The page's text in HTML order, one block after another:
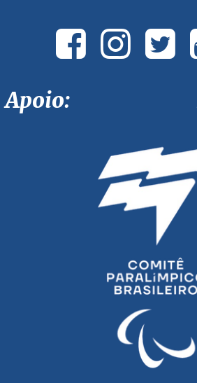
Apoio: